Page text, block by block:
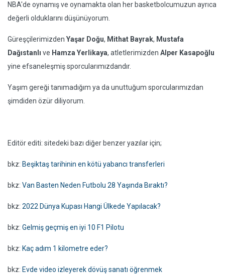
NBA'de oynamış ve oynamakta olan her basketbolcumuzun ayrıca
değerli olduklarını düşünüyorum.
Güreşçilerimizden Yaşar Doğu, Mithat Bayrak, Mustafa
Dağıstanlı ve Hamza Yerlikaya, atletlerimizden Alper Kasapoğlu
yine efsaneleşmiş sporcularımızdandır.
Yaşım gereği tanımadığım ya da unuttuğum sporcularımızdan
şimdiden özür diliyorum.
Editör editi: sitedeki bazı diğer benzer yazılar için;
bkz: Beşiktaş tarihinin en kötü yabancı transferleri
bkz: Van Basten Neden Futbolu 28 Yaşında Bıraktı?
bkz: 2022 Dünya Kupası Hangi Ülkede Yapılacak?
bkz: Gelmiş geçmiş en iyi 10 F1 Pilotu
bkz: Kaç adım 1 kilometre eder?
bkz: Evde video izleyerek dövüş sanatı öğrenmek